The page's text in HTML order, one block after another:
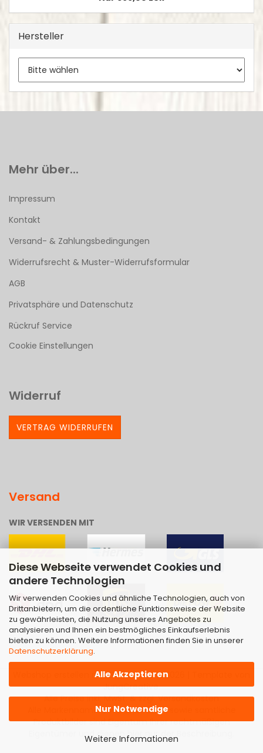
Diese Webseite verwendet Cookies und
andere Technologien
Wir verwenden Cookies und ähnliche Technologien, auch von
Drittanbietern, um die ordentliche Funktionsweise der Website
zu gewährleisten, die Nutzung unseres Angebotes zu
analysieren und Ihnen ein bestmögliches Einkaufserlebnis
bieten zu können. Weitere Informationen finden Sie in unserer
Datenschutzerklärung.
Alle Akzeptieren
Nur Notwendige
Weitere Informationen
Hersteller
Mehr über...
Impressum
Kontakt
Versand- & Zahlungsbedingungen
Widerrufsrecht & Muster-Widerrufsformular
AGB
Privatsphäre und Datenschutz
Rückruf Service
Cookie Einstellungen
Widerruf
VERTRAG WIDERRUFEN
Versand
WIR VERSENDEN MIT
mit Gambio.de © 2026 | Template von
JungCreative.
Alle Preise inkl. MwSt. & zzgl. Versandkosten
Alle Markennamen, Warenzeichen sowie sämtliche
Produktbilder sind Eigentum Ihrer rechtmäßigen
Eigentümer und dienen hier nur der Beschreibung.